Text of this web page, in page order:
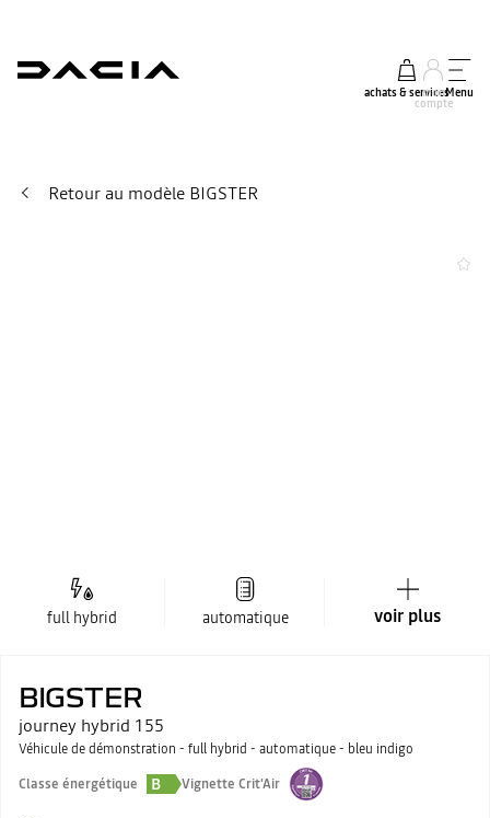
achats & services
mon
compte
Menu
Retour au modèle BIGSTER
full hybrid automatique voir plus
BIGSTER
journey hybrid 155
Véhicule de démonstration - full hybrid - automatique - bleu indigo
Classe énergétique
B Vignette Crit'Air